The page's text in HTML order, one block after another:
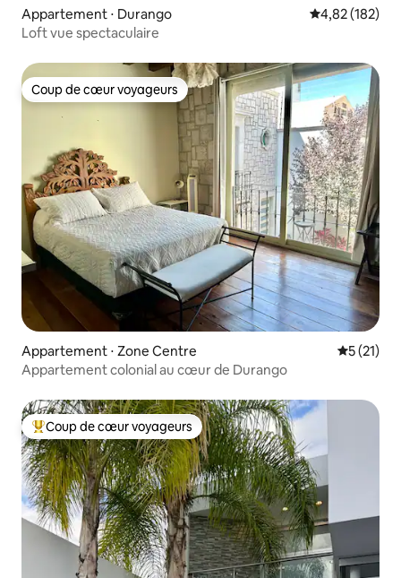
Appartement ⋅ Durango Évaluation
4,82 (182)
Loft vue spectaculaire
Coup de cœur voyageurs
Coup de cœur voyageurs
Appartement ⋅ Zone Centre
5 (21)
Appartement colonial au cœur de Durango
Coups de cœur voyageurs les plus appréciés
Coup de cœur voyageurs